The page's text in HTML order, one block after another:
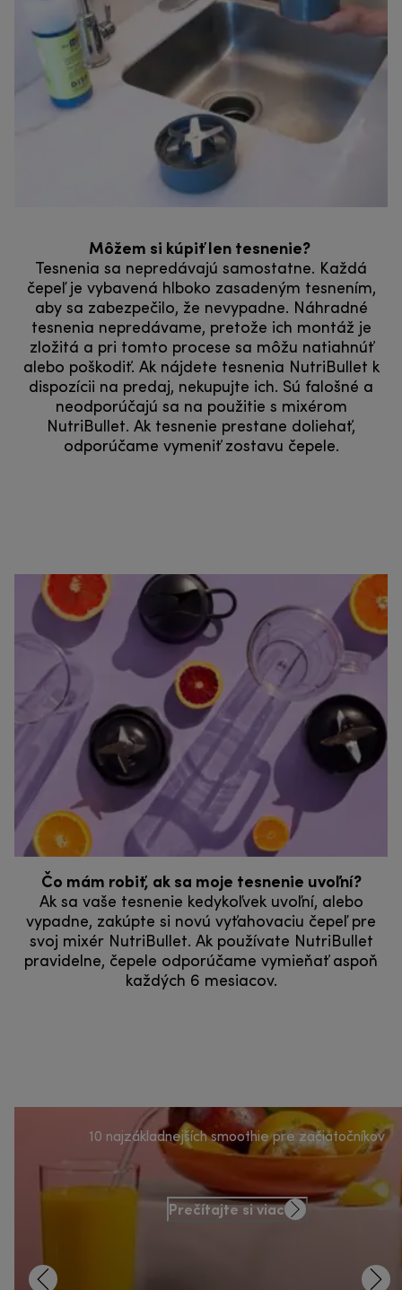
Môžem si kúpiť len tesnenie?
Tesnenia sa nepredávajú samostatne. Každá
čepeľ je vybavená hlboko zasadeným tesnením,
aby sa zabezpečilo, že nevypadne. Náhradné
tesnenia nepredávame, pretože ich montáž je
zložitá a pri tomto procese sa môžu natiahnúť
alebo poškodiť. Ak nájdete tesnenia NutriBullet k
dispozícii na predaj, nekupujte ich. Sú falošné a
neodporúčajú sa na použitie s mixérom
NutriBullet. Ak tesnenie prestane doliehať,
odporúčame vymeniť zostavu čepele.
Čo mám robiť, ak sa moje tesnenie uvoľní?
Ak sa vaše tesnenie kedykoľvek uvoľní, alebo
vypadne, zakúpte si novú vyťahovaciu čepeľ pre
svoj mixér NutriBullet. Ak používate NutriBullet
pravidelne, čepele odporúčame vymieňať aspoň
každých 6 mesiacov.
10 najzákladnejších smoothie pre začiatočníkov
Prečítajte si viac